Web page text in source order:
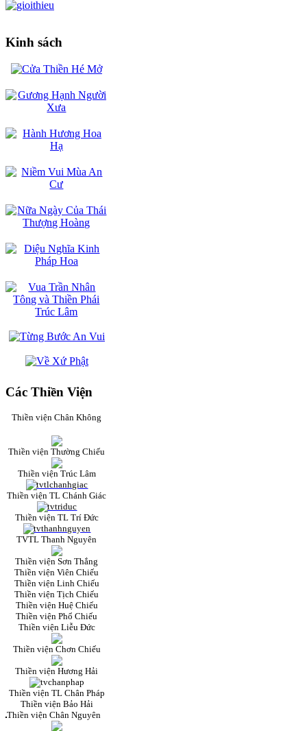
Kinh sách
Các Thiền Viện
Thiền viện Chân Không
Thiền viện Thường Chiếu
Thiền viện Trúc Lâm
Thiền viện TL Chánh Giác
Thiền viện TL Trí Đức
TVTL Thanh Nguyên
Thiền viện Sơn Thắng
Thiền viện Viên Chiếu
Thiền viện Linh Chiếu
Thiền viện Tịch Chiếu
Thiền viện Huệ Chiếu
Thiền viện Phổ Chiếu
Thiền viện Liễu Đức
Thiền viện Chơn Chiếu
Thiền viện Hương Hải
Thiền viện TL Chân Pháp
Thiền viện Bảo Hải
Thiền viện Chân Nguyên